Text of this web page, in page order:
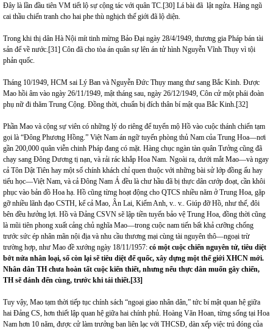
Đây là lần đầu tiên VM tiết lộ sự cộng tác với quân TC. [30] Lá bài đã lật ngửa. Hàng ngũ
cai thầu chiến tranh cho hai phe thù nghịch thế giới đã lộ diện.
Trong khi thị dân Hà Nội mít tinh mừng Bảo Đại ngày 28/4/1949, thương gia Pháp bán tài
sản để về nước. [31] Côn đã cho tòa án quân sự lên án tử hình Nguyễn Vĩnh Thụy vì tội
phản quốc.
Tháng 10/1949, HCM sai Lý Ban và Nguyễn Đức Thụy mang thư sang Bắc Kinh. Được
Mao hồi âm vào ngày 26/11/1949, mật tháng sau, ngày 26/12/1949, Côn cử một phái đoàn
phụ nữ đi thăm Trung Cộng. Đồng thời, chuẩn bị đích thân bí mật qua Bắc Kinh. [32]
Phần Mao và cộng sự viên có những lý do riêng để tuyển mộ Hồ vào cuộc thánh chiến tạm
gọi là “Đông Phương Hồng.” Việt Nam án ngữ tuyến phòng thủ Nam của Trung Hoa—nơi
gần 200,000 quân viễn chinh Pháp đang có mặt. Hàng chục ngàn tàn quân Tưởng cũng đã
chạy sang Đông Dương tị nạn, và rải rác khắp Hoa Nam. Ngoài ra, dưới mắt Mao—và ngay
cả Tôn Dật Tiên hay một số chính khách chỉ quen thuộc với những bài sử lớp đồng ấu hay
tiểu học—Việt Nam, và cả Đông Nam Á đều là chư hầu đã bị thực dân cướp đoạt, cần khôi
phục vào bản đồ Hoa hạ. Hồ cũng từng hoạt động cho QTCS nhiều năm ở Trung Hoa, gặp
gỡ nhiều lãnh đạo CSTH, kể cả Mao, Ân Lai, Kiếm Anh, v.. v.. Giúp đỡ Hồ, như thế, đôi
bên đều hưởng lợi. Hồ và Đảng CSVN sẽ lập tiền tuyến bảo vệ Trung Hoa, đồng thời cũng
là mũi tiên phong xuất cảng chủ nghĩa Mao—trong cuộc nam tiến bất khả cưỡng chống
trước sức ép nhân mãn nội địa và nhu cầu thương mại cùng tài nguyên thô—ngoại trừ
trường hợp, như Mao đề xướng ngày 18/11/1957: có một cuộc chiến nguyên tử, tiêu diệt
bớt nửa nhân loại, số còn lại sẽ tiêu diệt đế quốc, xây dựng một thế giới XHCN mới.
Nhân dân TH chưa hoàn tất cuộc kiến thiết, nhưng nếu thực dân muốn gây chiến,
TH sẽ đánh đến cùng, trước khi tái thiết.[33]
Tuy vậy, Mao tạm thời tiếp tục chính sách “ngoại giao nhân dân,” tức bí mật quan hệ giữa
hai Đảng CS, hơn thiết lập quan hệ giữa hai chính phủ. Hoàng Văn Hoan, từng sống tại Hoa
Nam hơn 10 năm, được cử làm trưởng ban liên lạc với THCSĐ, dàn xếp việc trú đóng của